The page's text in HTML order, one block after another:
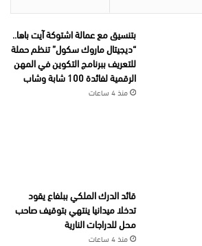
بتنسيق مع عمالة اشتوكة آيت باها..
“ديجيتال ماروك سكول” تنظم حملة
للتعريف ببرنامج التكوين في المهن
الرقمية لفائدة 100 شابة وشاب
منذ 4 ساعات
قائد الدرك الملكي ببلفاع يقود
تدخلا ميدانيا ينتهي بتوقيف صاحب
محل للدراجات النارية
منذ 4 ساعات